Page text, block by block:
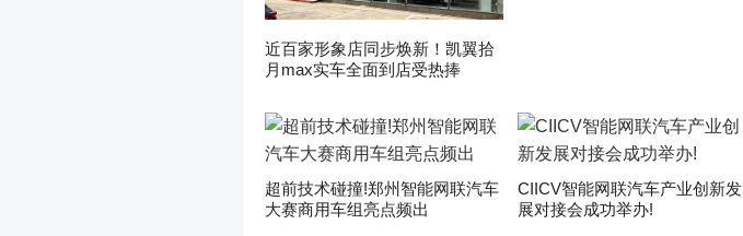
近百家形象店同步焕新！凯翼拾
月max实车全面到店受热捧
超前技术碰撞!郑州智能网联汽车
大赛商用车组亮点频出
CIICV智能网联汽车产业创新发
展对接会成功举办!